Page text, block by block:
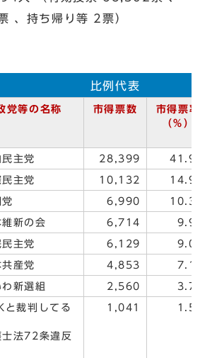
、持ち帰り等 2票）
比例代表
党等の名称 市得票数
市得票率
（％）
民主党 28,399
民主党 10,132
6,990
維新の会 6,714
民主党 6,129
共産党 4,853
わ新選組 2,560
と裁判してる
士法72条違反
1,041